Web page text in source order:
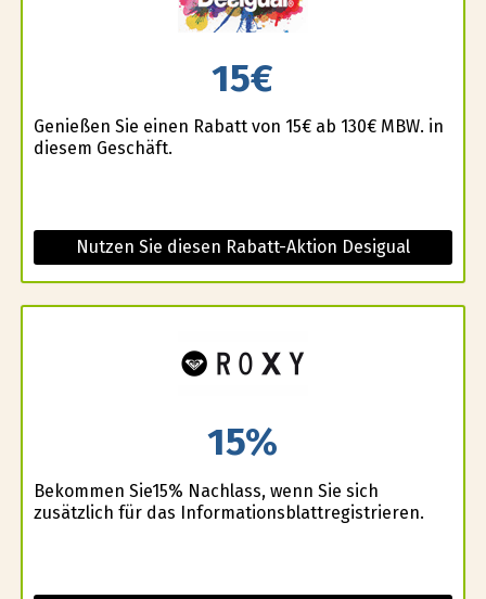
15€
Genießen Sie einen Rabatt von 15€ ab 130€ MBW. in
diesem Geschäft.
Nutzen Sie diesen Rabatt-Aktion Desigual
15%
Bekommen Sie15% Nachlass, wenn Sie sich
zusätzlich für das Informationsblattregistrieren.